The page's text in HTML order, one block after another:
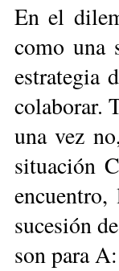
En el
como una
estrategia
colaborar.
una vez
situación
sucesión
son para A: